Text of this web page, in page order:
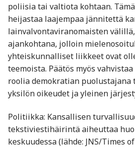
poliisia tai valtiota kohtaan.
heijastaa laajempaa jännitettä
lainvalvontaviranomaisten
ajankohtana, jolloin
yhteiskunnalliset liikkeet ovat
teemoista. Päätös myös
roolia demokratian puolustajana
yksilön oikeudet ja yleinen
Politiikka: Kansallisen
tekstiviestihäirintä aiheuttaa
keskuudessa (lähde: JNS/Times